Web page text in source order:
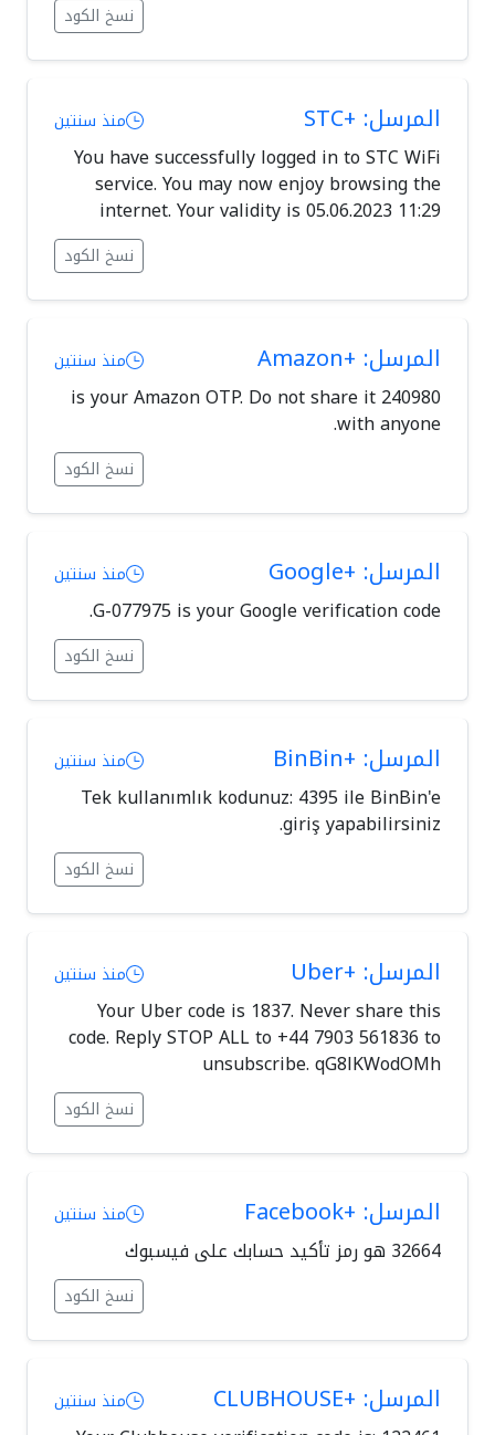
نسخ الكود
المرسل: +STC منذ سنتين
You have successfully logged in to STC WiFi
service. You may now enjoy browsing the
internet. Your validity is 05.06.2023 11:29
نسخ الكود
المرسل: +Amazon منذ سنتين
240980 is your Amazon OTP. Do not share it
with anyone.
نسخ الكود
المرسل: +Google منذ سنتين
G-077975 is your Google verification code.
نسخ الكود
المرسل: +BinBin منذ سنتين
Tek kullanımlık kodunuz: 4395 ile BinBin'e
giriş yapabilirsiniz.
نسخ الكود
المرسل: +Uber منذ سنتين
Your Uber code is 1837. Never share this
code. Reply STOP ALL to +44 7903 561836 to
unsubscribe. qG8lKWodOMh
نسخ الكود
المرسل: +Facebook منذ سنتين
نسخ الكود
المرسل: +CLUBHOUSE منذ سنتين